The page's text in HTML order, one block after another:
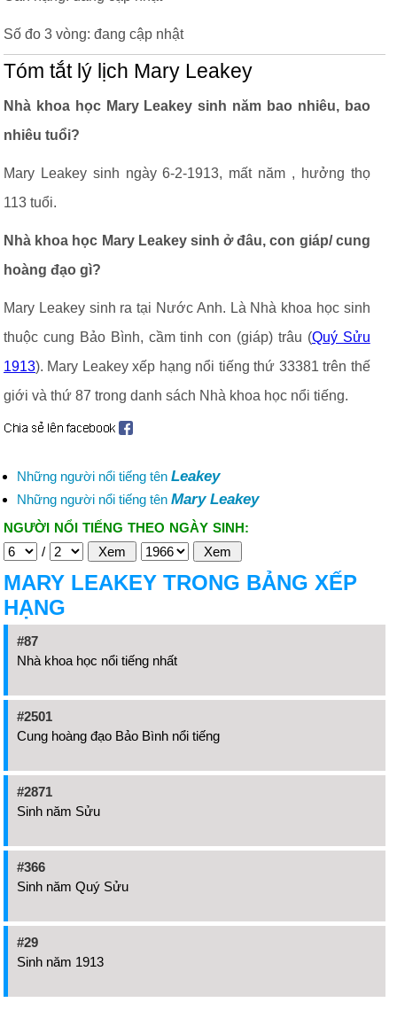
Số đo 3 vòng: đang cập nhật
Tóm tắt lý lịch Mary Leakey
Nhà khoa học Mary Leakey sinh năm bao nhiêu, bao
nhiêu tuổi?
Mary Leakey sinh ngày 6-2-1913, mất năm , hưởng thọ
113 tuổi.
Nhà khoa học Mary Leakey sinh ở đâu, con giáp/ cung
hoàng đạo gì?
Mary Leakey sinh ra tại Nước Anh. Là Nhà khoa học sinh
thuộc cung Bảo Bình, cầm tinh con (giáp) trâu (Quý Sửu
1913). Mary Leakey xếp hạng nổi tiếng thứ 33381 trên thế
giới và thứ 87 trong danh sách Nhà khoa học nổi tiếng.
Những người nổi tiếng tên Leakey
Những người nổi tiếng tên Mary Leakey
NGƯỜI NỔI TIẾNG THEO NGÀY SINH:
/
MARY LEAKEY TRONG BẢNG XẾP
HẠNG
#87
Nhà khoa học nổi tiếng nhất
#2501
Cung hoàng đạo Bảo Bình nổi tiếng
#2871
Sinh năm Sửu
#366
Sinh năm Quý Sửu
#29
Sinh năm 1913